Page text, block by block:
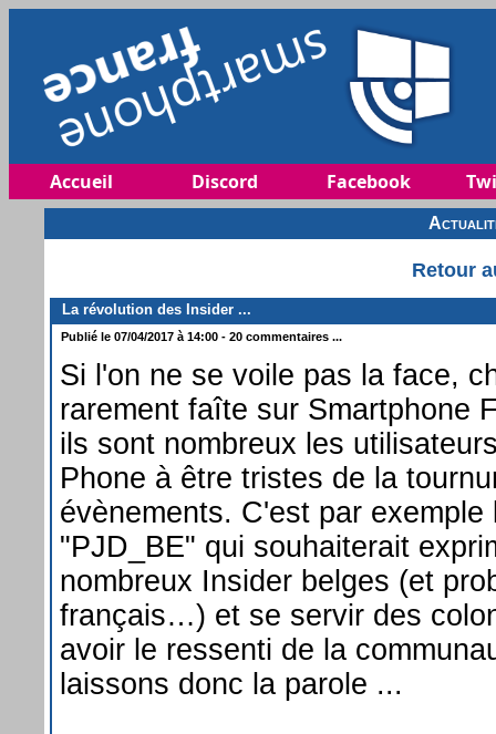
Accueil Discord Facebook
Retour
La révolution des Insider ...
Publié le 07/04/2017 à 14:00 - 20 commentaires ...
Si l'on ne se voile pas la face,
rarement faîte sur Smartphone
ils sont nombreux les
Phone à être tristes de la
évènements. C'est par exemple
"PJD_BE" qui souhaiterait
nombreux Insider belges (et
français…) et se servir des
avoir le ressenti de la
laissons donc la parole ...